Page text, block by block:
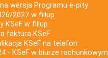
wersja Programu e-pity
2027 w fillup
KSeF w fillup
faktura KSeF
KSeF na telefon
- KSeF w biurze rachunkowym